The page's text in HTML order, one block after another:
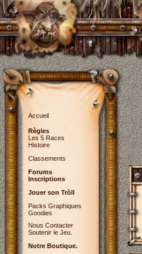
Accueil
Règles
Les 5 Races
Histoire
Classements
Forums
Inscriptions
Jouer son Trõll
Packs Graphiques
Goodies
Nous Contacter
Soutenir le Jeu.
Notre Boutique.